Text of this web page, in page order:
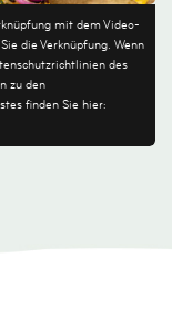
mit dem Video-
die Verknüpfung. Wenn
des
zu den
finden Sie hier: